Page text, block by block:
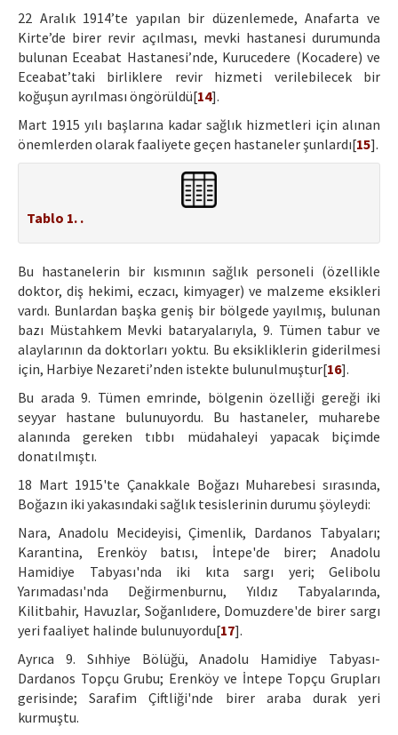
22 Aralık 1914’te yapılan bir düzenlemede, Anafarta ve
Kirte’de birer revir açılması, mevki hastanesi durumunda
bulunan Eceabat Hastanesi’nde, Kurucedere (Kocadere) ve
Eceabat’taki birliklere revir hizmeti verilebilecek bir
koğuşun ayrılması öngörüldü[14].
Mart 1915 yılı başlarına kadar sağlık hizmetleri için alınan
önemlerden olarak faaliyete geçen hastaneler şunlardı[15].
Tablo 1. .
Bu hastanelerin bir kısmının sağlık personeli (özellikle
doktor, diş hekimi, eczacı, kimyager) ve malzeme eksikleri
vardı. Bunlardan başka geniş bir bölgede yayılmış, bulunan
bazı Müstahkem Mevki bataryalarıyla, 9. Tümen tabur ve
alaylarının da doktorları yoktu. Bu eksikliklerin giderilmesi
için, Harbiye Nezareti’nden istekte bulunulmuştur[16].
Bu arada 9. Tümen emrinde, bölgenin özelliği gereği iki
seyyar hastane bulunuyordu. Bu hastaneler, muharebe
alanında gereken tıbbı müdahaleyi yapacak biçimde
donatılmıştı.
18 Mart 1915'te Çanakkale Boğazı Muharebesi sırasında,
Boğazın iki yakasındaki sağlık tesislerinin durumu şöyleydi:
Nara, Anadolu Mecideyisi, Çimenlik, Dardanos Tabyaları;
Karantina, Erenköy batısı, İntepe'de birer; Anadolu
Hamidiye Tabyası'nda iki kıta sargı yeri; Gelibolu
Yarımadası'nda Değirmenburnu, Yıldız Tabyalarında,
Kilitbahir, Havuzlar, Soğanlıdere, Domuzdere'de birer sargı
yeri faaliyet halinde bulunuyordu[17].
Ayrıca 9. Sıhhiye Bölüğü, Anadolu Hamidiye Tabyası-
Dardanos Topçu Grubu; Erenköy ve İntepe Topçu Grupları
gerisinde; Sarafim Çiftliği'nde birer araba durak yeri
kurmuştu.